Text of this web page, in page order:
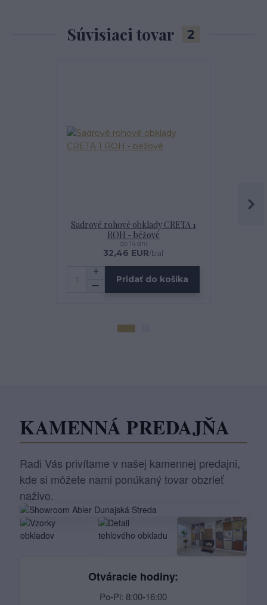
Súvisiaci tovar 2
Sadrové rohové obklady CRETA 1
ROH - béžové
32,46 EUR/bal
do 14 dní
Pridať do košíka
KAMENNÁ PREDAJŇA
Radi Vás privítame v našej kamennej predajni,
kde si môžete nami ponúkaný tovar obzrieť
naživo.
Otváracie hodiny:
Po-Pi: 8:00-16:00